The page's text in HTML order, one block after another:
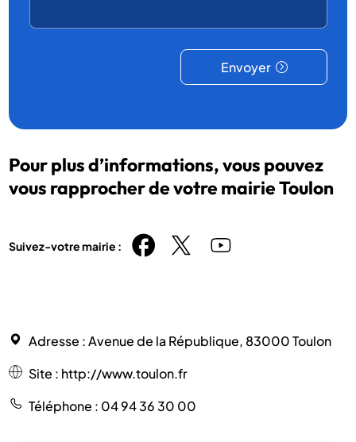
Envoyer
Pour plus d’informations, vous pouvez
vous rapprocher de votre mairie Toulon
Suivez-votre mairie :
Adresse : Avenue de la République, 83000 Toulon
Site : http://www.toulon.fr
Téléphone : 04 94 36 30 00